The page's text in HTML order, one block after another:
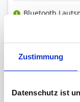
Zustimmung
Datenschutz ist
Bluetooth
Versiegelung
Ihre Bemerkung